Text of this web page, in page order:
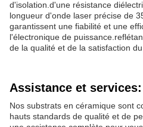
d'isolation.d'une résistance
longueur d'onde laser précise de
garantissent une fiabilité et une
l'électronique de
de la qualité et de la satisfaction du
Assistance et services:
Nos substrats en céramique sont
hauts standards de qualité et de